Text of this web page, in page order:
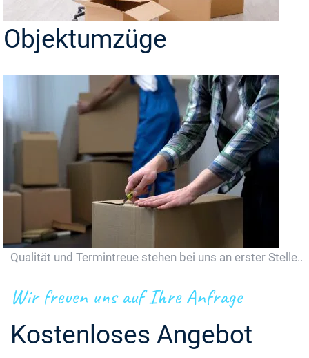
Objektumzüge
Qualität und Termintreue stehen bei uns an erster Stelle..
Wir freuen uns auf Ihre Anfrage
Kostenloses Angebot